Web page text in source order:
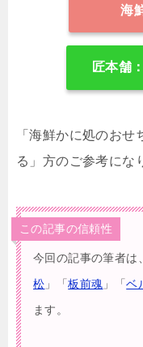
海鮮
匠本舗
「海鮮かに処のお
る」方のご参考にな
この記事の信頼性
今回の記事の筆者は
松 」「板前魂 」「ベ
ます。